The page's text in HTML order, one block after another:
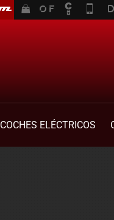
COCHES ELÉCTRICOS